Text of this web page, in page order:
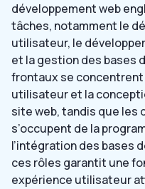
développement web
tâches, notamment le
utilisateur, le
et la gestion des bases
frontaux se concentrent
utilisateur et la
site web, tandis que les
s’occupent de la
l’intégration des bases
ces rôles garantit une
expérience utilisateur